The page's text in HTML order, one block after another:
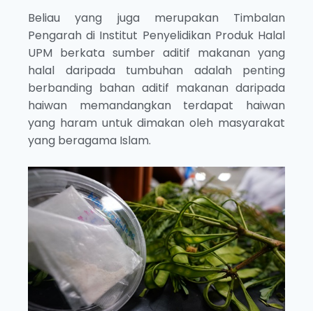
Beliau yang juga merupakan Timbalan
Pengarah di Institut Penyelidikan Produk Halal
UPM berkata sumber aditif makanan yang
halal daripada tumbuhan adalah penting
berbanding bahan aditif makanan daripada
haiwan memandangkan terdapat haiwan
yang haram untuk dimakan oleh masyarakat
yang beragama Islam.